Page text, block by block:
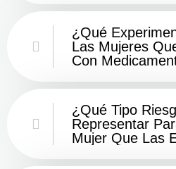
¿Qué
Las Mujeres
Con
¿Qué Tipo
Representar
Mujer Que Las